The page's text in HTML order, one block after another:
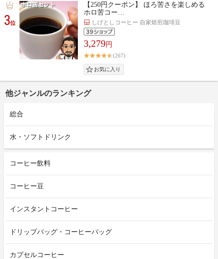
3位
【250円クーポン】 ほろ苦さを楽しめる
ホロ苦コー…
しげとしコーヒー 自家焙煎珈琲豆
3,279円
(267)
他ジャンルのランキング
総合
水・ソフトドリンク
コーヒー飲料
コーヒー豆
インスタントコーヒー
ドリップバッグ・コーヒーバッグ
カプセルコーヒー